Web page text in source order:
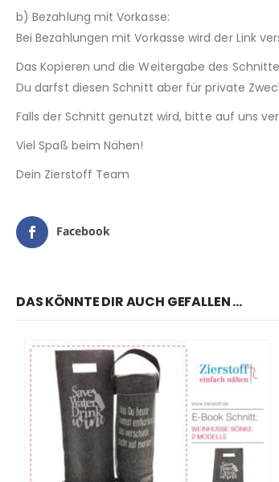
b) Bezahlung mit Vorkasse:
Bei Bezahlungen mit Vorkasse wird der Link
Das Kopieren und die Weitergabe des
Du darfst diesen Schnitt aber für private
Falls der Schnitt genutzt wird, bitte auf uns
Viel Spaß beim Nähen!
Dein Zierstoff Team
Facebook
DAS KÖNNTE DIR AUCH GEFALLEN …